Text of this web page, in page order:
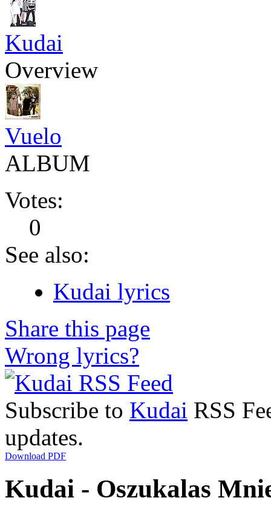
Kudai
Overview
Vuelo
ALBUM
Votes:
0
See also:
Kudai lyrics
Share this page
Wrong lyrics?
Subscribe to Kudai RSS
updates.
Download PDF
Kudai - Oszukalas